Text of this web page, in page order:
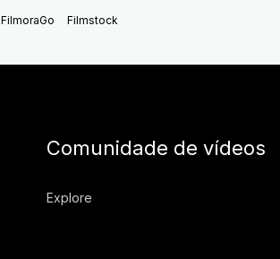
FilmoraGo Filmstock
Comunidade de vídeos
Explore